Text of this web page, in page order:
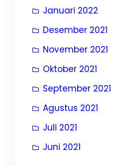
Januari 2022
Desember 2021
November 2021
Oktober 2021
September 2021
Agustus 2021
Juli 2021
Juni 2021